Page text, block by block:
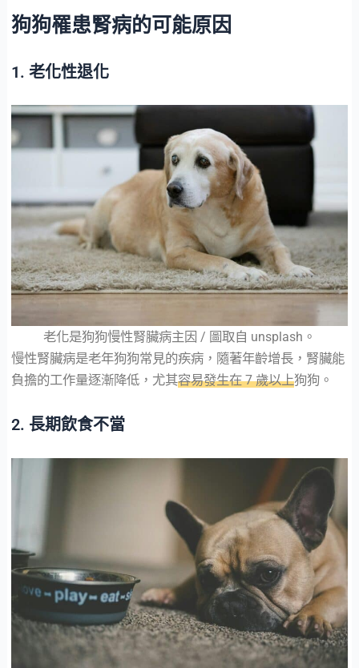
狗狗罹患腎病的可能原因
1. 老化性退化
老化是狗狗慢性腎臟病主因 / 圖取自 unsplash。
慢性腎臟病是老年狗狗常見的疾病，隨著年齡增長，腎臟能
負擔的工作量逐漸降低，尤其容易發生在 7 歲以上狗狗。
2. 長期飲食不當